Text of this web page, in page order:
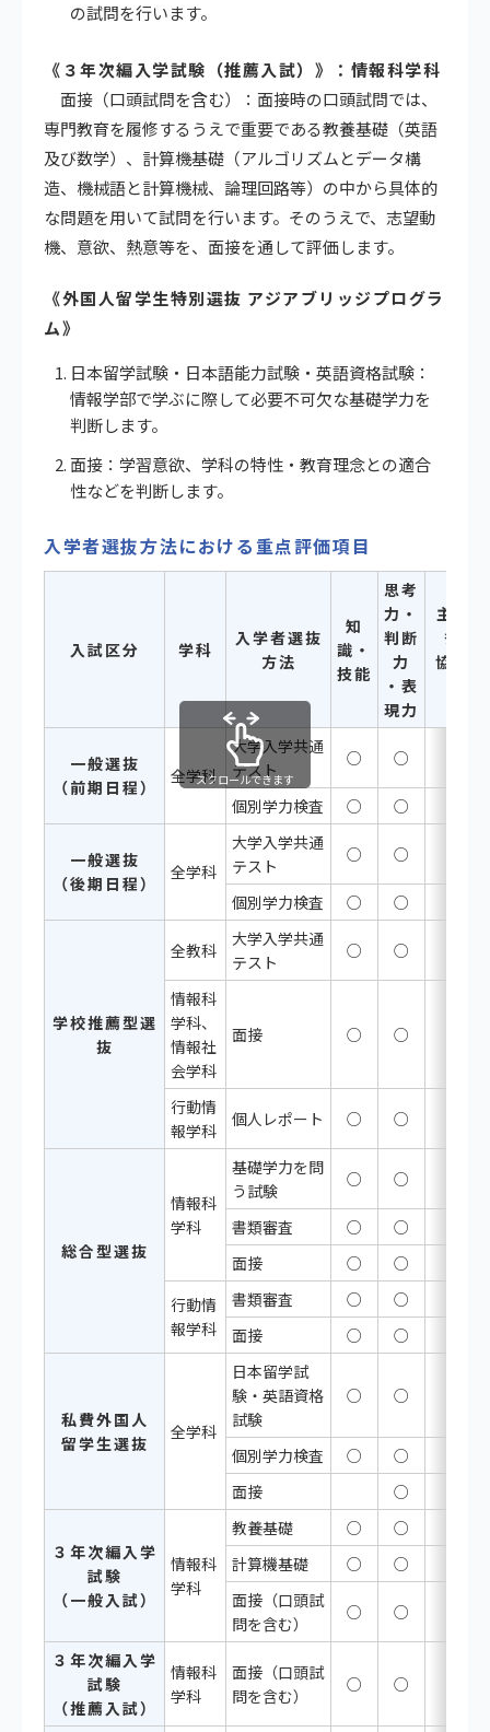
の試問を行います。
《３年次編入学試験（推薦入試）》：情報科学科
面接（口頭試問を含む）：面接時の口頭試問では、
専門教育を履修するうえで重要である教養基礎（英語
及び数学）、計算機基礎（アルゴリズムとデータ構
造、機械語と計算機械、論理回路等）の中から具体的
な問題を用いて試問を行います。そのうえで、志望動
機、意欲、熱意等を、面接を通して評価します。
《外国人留学生特別選抜 アジアブリッジプログラ
ム》
日本留学試験・日本語能力試験・英語資格試験：
情報学部で学ぶに際して必要不可欠な基礎学力を
判断します。
面接：学習意欲、学科の特性・教育理念との適合
性などを判断します。
入学者選抜方法における重点評価項目
入試区分 学科
入学者選抜
方法
知
識・
技能
思考
力・
判断
力
・表
現力
主体
多様
協働
一般選抜
（前期日程）
全学科
大学入学共通
テスト
○ ○
個別学力検査 ○ ○
一般選抜
（後期日程）
全学科
大学入学共通
テスト
○ ○
個別学力検査 ○ ○
学校推薦型選
抜
全教科
大学入学共通
テスト
○ ○
情報科
学科、
情報社
会学科
面接 ○ ○
行動情
報学科
個人レポート ○ ○
総合型選抜
情報科
学科
基礎学力を問
う試験
○ ○
書類審査 ○ ○
面接
○ ○
行動情
報学科
書類審査 ○
○
面接
○ ○
私費外国人
留学生選抜
全学科
日本留学試
験・英語資格
試験
○ ○
個別学力検査 ○
○
面接
○
３年次編入学
試験
（一般入試）
情報科
学科
教養基礎 ○
○
計算機基礎
○
○
面接（口頭試
問を含む）
○ ○
３年次編入学
試験
（推薦入試）
情報科
学科
面接（口頭試
問を含む）
○ ○
スクロールできます